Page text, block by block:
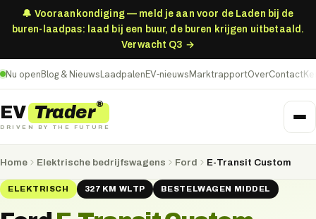
🔔 Vooraankondiging — meld je aan voor de Laden bij de
buren-laadpas: laad bij een buur, de buren krijgen uitbetaald.
Verwacht Q3 →
Nu openBlog & NieuwsLaadpalenEV-nieuwsMarktrapportOverContact
EV Trader®
DRIVEN BY THE FUTURE
Home Elektrische bedrijfswagens Ford E-Transit Custom
ELEKTRISCH 327 KM WLTP BESTELWAGEN MIDDEL